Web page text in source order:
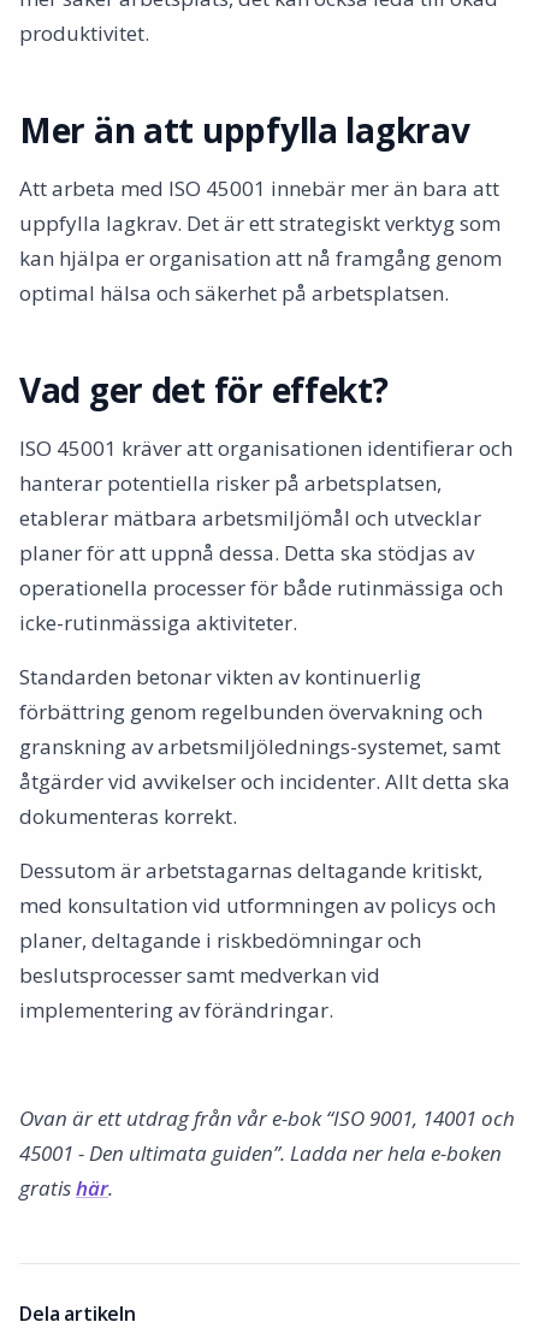
produktivitet.
Mer än att uppfylla lagkrav
Att arbeta med ISO 45001 innebär mer än bara att
uppfylla lagkrav. Det är ett strategiskt verktyg som
kan hjälpa er organisation att nå framgång genom
optimal hälsa och säkerhet på arbetsplatsen.
Vad ger det för effekt?
ISO 45001 kräver att organisationen identifierar och
hanterar potentiella risker på arbetsplatsen,
etablerar mätbara arbetsmiljömål och utvecklar
planer för att uppnå dessa. Detta ska stödjas av
operationella processer för både rutinmässiga och
icke-rutinmässiga aktiviteter.
Standarden betonar vikten av kontinuerlig
förbättring genom regelbunden övervakning och
granskning av arbetsmiljölednings-systemet, samt
åtgärder vid avvikelser och incidenter. Allt detta ska
dokumenteras korrekt.
Dessutom är arbetstagarnas deltagande kritiskt,
med konsultation vid utformningen av policys och
planer, deltagande i riskbedömningar och
beslutsprocesser samt medverkan vid
implementering av förändringar.
Ovan är ett utdrag från vår e-bok “ISO 9001, 14001 och
45001 - Den ultimata guiden”. Ladda ner hela e-boken
gratishär.
Dela artikeln